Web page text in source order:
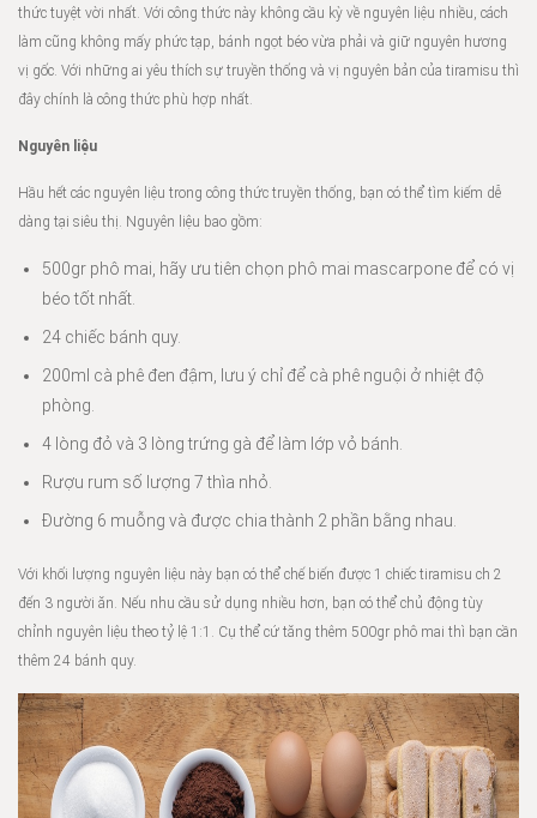
thức tuyệt vời nhất. Với công thức này không cầu kỳ về nguyên liệu nhiều, cách
làm cũng không mấy phức tạp, bánh ngọt béo vừa phải và giữ nguyên hương
vị gốc. Với những ai yêu thích sự truyền thống và vị nguyên bản của tiramisu thì
đây chính là công thức phù hợp nhất.
Nguyên liệu
Hầu hết các nguyên liệu trong công thức truyền thống, bạn có thể tìm kiếm dễ
dàng tại siêu thị. Nguyên liệu bao gồm:
500gr phô mai, hãy ưu tiên chọn phô mai mascarpone để có vị
béo tốt nhất.
24 chiếc bánh quy.
200ml cà phê đen đậm, lưu ý chỉ để cà phê nguội ở nhiệt độ
phòng.
4 lòng đỏ và 3 lòng trứng gà để làm lớp vỏ bánh.
Rượu rum số lượng 7 thìa nhỏ.
Đường 6 muỗng và được chia thành 2 phần bằng nhau.
Với khối lượng nguyên liệu này bạn có thể chế biến được 1 chiếc tiramisu ch 2
đến 3 người ăn. Nếu nhu cầu sử dụng nhiều hơn, bạn có thể chủ động tùy
chỉnh nguyên liệu theo tỷ lệ 1:1. Cụ thể cứ tăng thêm 500gr phô mai thì bạn cần
thêm 24 bánh quy.